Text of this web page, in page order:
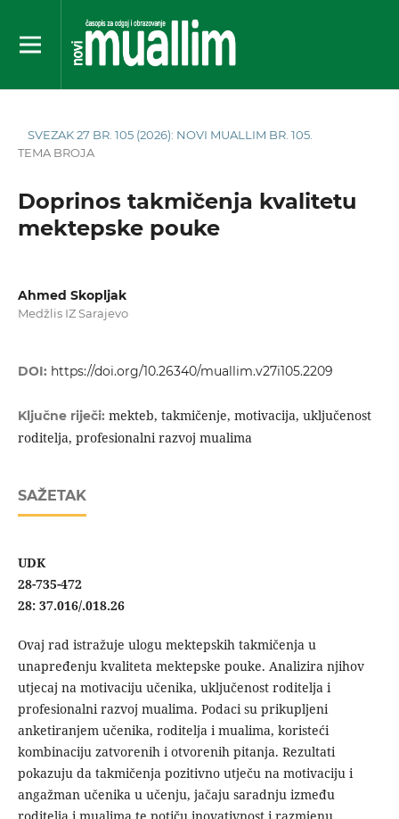
SVEZAK 27 BR. 105 (2026): NOVI MUALLIM BR. 105.
TEMA BROJA
Doprinos takmičenja kvalitetu
mektepske pouke
Ahmed Skopljak
Medžlis IZ Sarajevo
DOI: https://doi.org/10.26340/muallim.v27i105.2209
Ključne riječi: mekteb, takmičenje, motivacija, uključenost
roditelja, profesionalni razvoj mualima
SAŽETAK
UDK
28-735-472
28: 37.016/.018.26
Ovaj rad istražuje ulogu mektepskih takmičenja u
unapređenju kvaliteta mektepske pouke. Analizira njihov
utjecaj na motivaciju učenika, uključenost roditelja i
profesionalni razvoj mualima. Podaci su prikupljeni
anketiranjem učenika, roditelja i mualima, koristeći
kombinaciju zatvorenih i otvorenih pitanja. Rezultati
pokazuju da takmičenja pozitivno utječu na motivaciju i
angažman učenika u učenju, jačaju saradnju između